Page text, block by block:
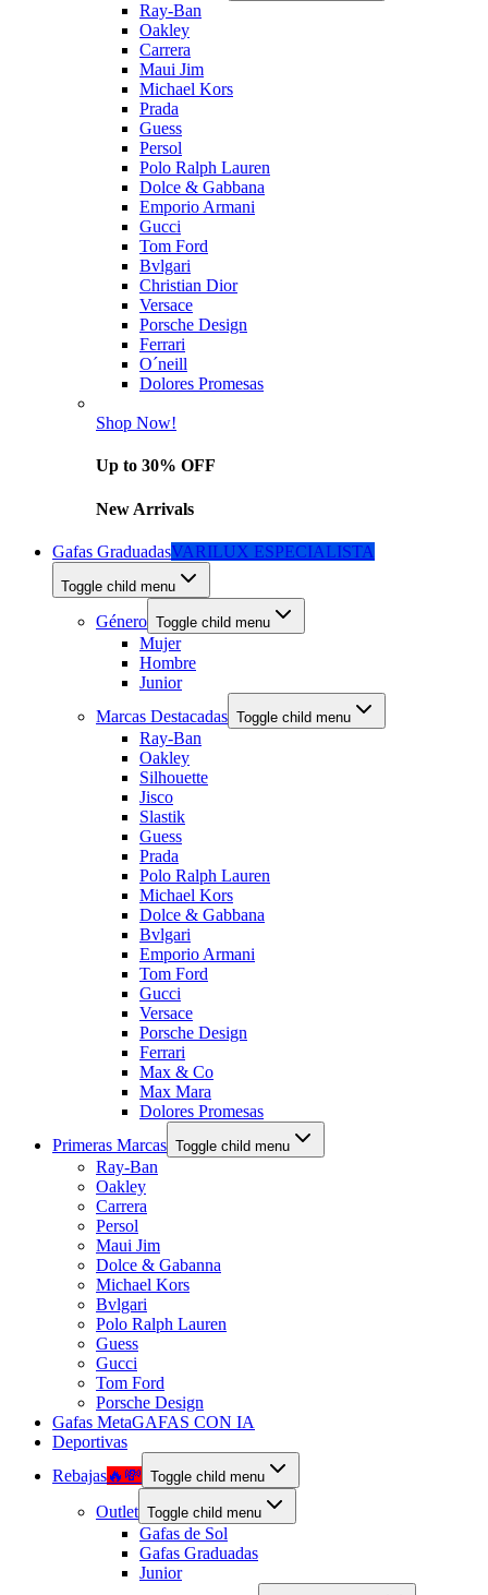
Ray-Ban
Oakley
Carrera
Maui Jim
Michael Kors
Prada
Guess
Persol
Polo Ralph Lauren
Dolce & Gabbana
Emporio Armani
Gucci
Tom Ford
Bvlgari
Christian Dior
Versace
Porsche Design
Ferrari
O´neill
Dolores Promesas
Shop Now!
Up to 30% OFF
New Arrivals
Gafas GraduadasVARILUX ESPECIALISTA
Toggle child menu
Género Toggle child menu
Mujer
Hombre
Junior
Marcas Destacadas Toggle child menu
Ray-Ban
Oakley
Silhouette
Jisco
Slastik
Guess
Prada
Polo Ralph Lauren
Michael Kors
Dolce & Gabbana
Bvlgari
Emporio Armani
Tom Ford
Gucci
Versace
Porsche Design
Ferrari
Max & Co
Max Mara
Dolores Promesas
Primeras Marcas Toggle child menu
Ray-Ban
Oakley
Carrera
Persol
Maui Jim
Dolce & Gabanna
Michael Kors
Bvlgari
Polo Ralph Lauren
Guess
Gucci
Tom Ford
Porsche Design
Gafas MetaGAFAS CON IA
Deportivas
Rebajas🔥💸 Toggle child menu
Outlet Toggle child menu
Gafas de Sol
Gafas Graduadas
Junior